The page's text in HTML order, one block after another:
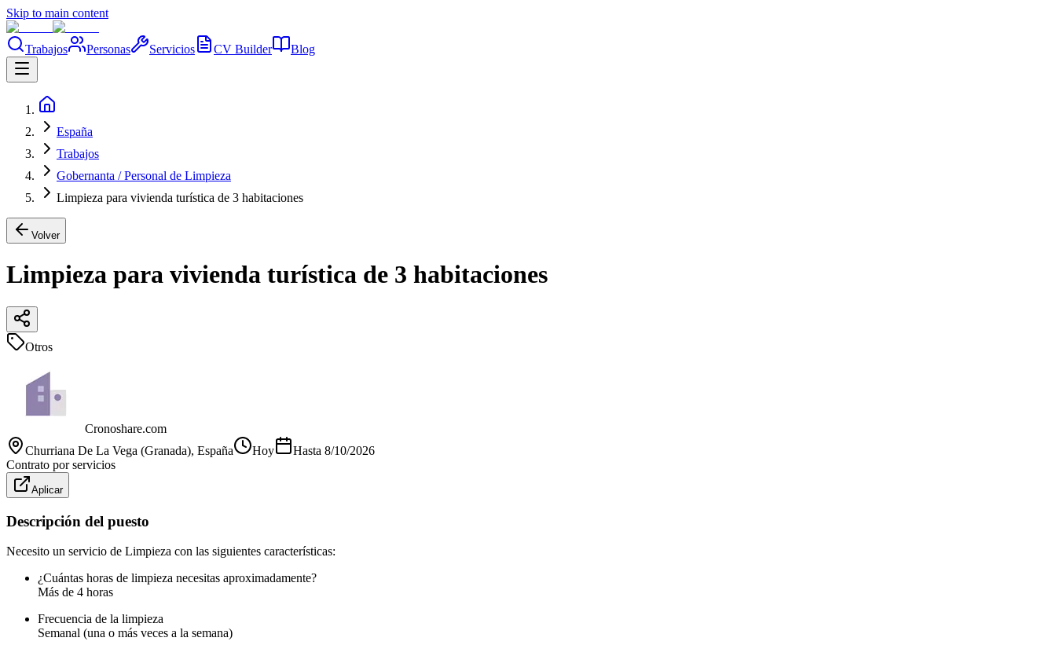
Skip to main content
Trabajos Personas Servicios CV Builder Blog
España
Trabajos
Gobernanta / Personal de Limpieza
Limpieza para vivienda turística de 3 habitaciones
Volver
Limpieza para vivienda turística de 3 habitaciones
Otros
Cronoshare.com
Churriana De La Vega (Granada), España Hoy Hasta 8/10/2026
Contrato por servicios
Aplicar
Descripción del puesto
Necesito un servicio de Limpieza con las siguientes características:
¿Cuántas horas de limpieza necesitas aproximadamente?
Más de 4 horas
Frecuencia de la limpieza
Semanal (una o más veces a la semana)